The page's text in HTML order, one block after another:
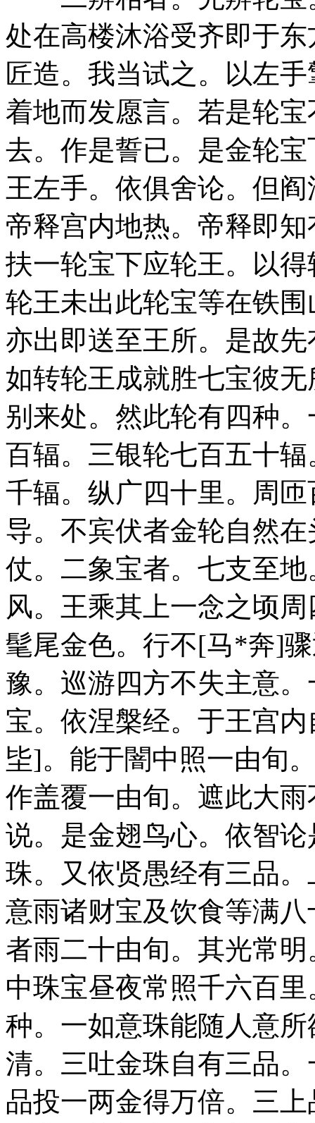
处在高楼沐浴受齐即于
匠造。我当试之。以左
着地而发愿言。若是轮
去。作是誓已。是金轮
王左手。依俱舍论。但
帝释宫内地热。帝释即
扶一轮宝下应轮王。以
轮王未出此轮宝等在铁
亦出即送至王所。是故
如转轮王成就胜七宝彼
别来处。然此轮有四种
百辐。三银轮七百五十
千辐。纵广四十里。周
导。不宾伏者金轮自然
仗。二象宝者。七支至
风。王乘其上一念之顷
髦尾金色。行不[马*奔]
豫。巡游四方不失主意
宝。依涅槃经。于王宫
坒]。能于闇中照一由旬
作盖覆一由旬。遮此大
说。是金翅鸟心。依智
珠。又依贤愚经有三品
意雨诸财宝及饮食等满
者雨二十由旬。其光常
中珠宝昼夜常照千六百
种。一如意珠能随人意
清。三吐金珠自有三品
品投一两金得万倍。三